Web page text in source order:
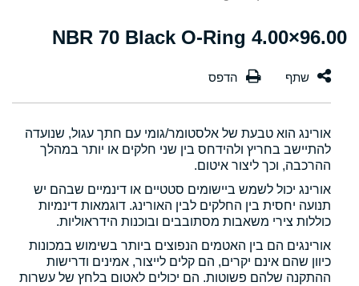
96.00×4.00 NBR 70 Black O-Ring
אורינג הוא טבעת של אלסטומר/גומי עם חתך עגול, שנועדה
להתיישב בחריץ ולהידחס בין שני חלקים או יותר במהלך
ההרכבה, וכך ליצור איטום.
אורינג יכול לשמש ביישומים סטטיים או דינמיים שבהם יש
תנועה יחסית בין החלקים לבין האורינג. דוגמאות דינמיות
כוללות צירי משאבות מסתובבים ובוכנות הידראוליות.
אורינגים הם בין האטמים הנפוצים ביותר בשימוש במכונות
כיוון שהם אינם יקרים, הם קלים לייצור, אמינים ודרישות
ההתקנה שלהם פשוטות. הם יכולים לאטום בלחץ של עשרות